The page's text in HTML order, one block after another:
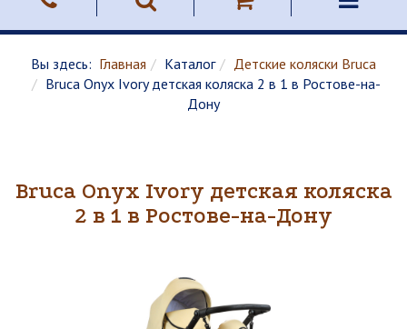
Вы здесь: Главная Каталог
Детские коляски Bruca
Bruca Onyx Ivory детская коляска 2 в 1 в Ростове-на-
Дону
Bruca Onyx Ivory детская коляска
2 в 1 в Ростове-на-Дону